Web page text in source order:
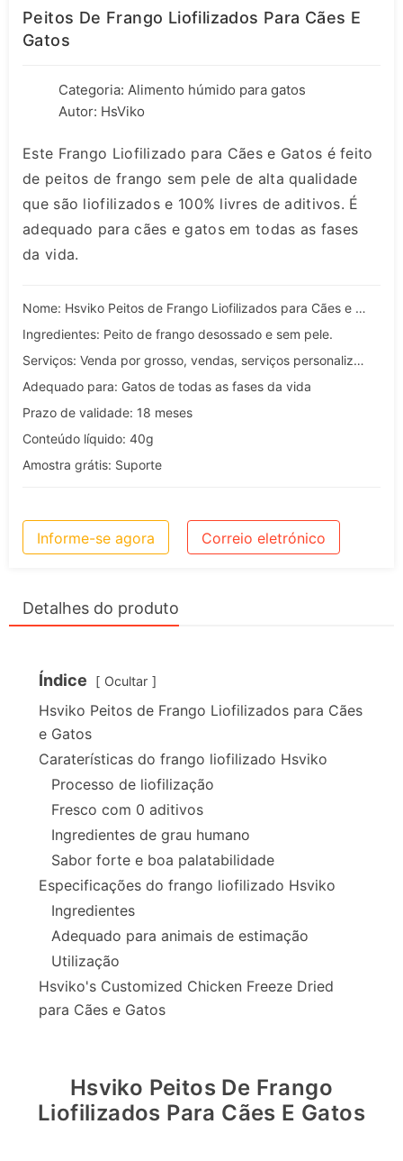
Peitos De Frango Liofilizados Para Cães E
Gatos
Categoria: Alimento húmido para gatos
Autor: HsViko
Este Frango Liofilizado para Cães e Gatos é feito
de peitos de frango sem pele de alta qualidade
que são liofilizados e 100% livres de aditivos. É
adequado para cães e gatos em todas as fases
da vida.
Nome: Hsviko Peitos de Frango Liofilizados para Cães e Gatos
Ingredientes: Peito de frango desossado e sem pele.
Serviços: Venda por grosso, vendas, serviços personalizados, OEM e ODM
Adequado para: Gatos de todas as fases da vida
Prazo de validade: 18 meses
Conteúdo líquido: 40g
Amostra grátis: Suporte
Informe-se agora Correio eletrónico
Detalhes do produto
Índice Ocultar
Hsviko Peitos de Frango Liofilizados para Cães
e Gatos
Caraterísticas do frango liofilizado Hsviko
Processo de liofilização
Fresco com 0 aditivos
Ingredientes de grau humano
Sabor forte e boa palatabilidade
Especificações do frango liofilizado Hsviko
Ingredientes
Adequado para animais de estimação
Utilização
Hsviko's Customized Chicken Freeze Dried
para Cães e Gatos
Hsviko Peitos De Frango
Liofilizados Para Cães E Gatos